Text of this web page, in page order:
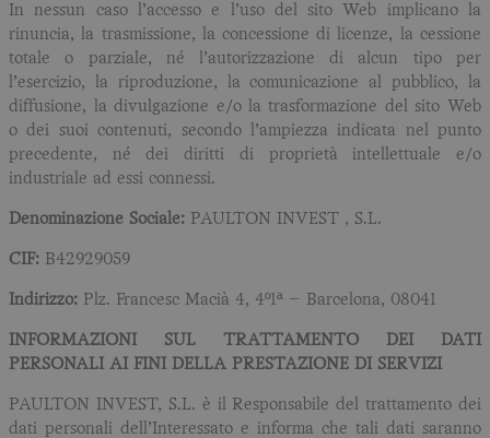
In nessun caso l’accesso e l’uso del sito Web implicano la
rinuncia, la trasmissione, la concessione di licenze, la cessione
totale o parziale, né l’autorizzazione di alcun tipo per
l’esercizio, la riproduzione, la comunicazione al pubblico, la
diffusione, la divulgazione e/o la trasformazione del sito Web
o dei suoi contenuti, secondo l’ampiezza indicata nel punto
precedente, né dei diritti di proprietà intellettuale e/o
industriale ad essi connessi.
Denominazione Sociale: PAULTON INVEST , S.L.
CIF: B42929059
Indirizzo: Plz. Francesc Macià 4, 4º1ª – Barcelona, 08041
INFORMAZIONI SUL TRATTAMENTO DEI DATI
PERSONALI AI FINI DELLA PRESTAZIONE DI SERVIZI
PAULTON INVEST, S.L. è il Responsabile del trattamento dei
dati personali dell’Interessato e informa che tali dati saranno